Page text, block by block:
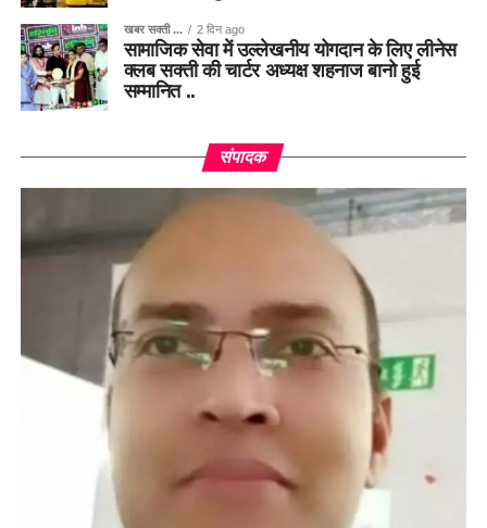
खबर सक्ती ... 2 दिन ago
सामाजिक सेवा में उल्लेखनीय योगदान के लिए लीनेस
क्लब सक्ती की चार्टर अध्यक्ष शहनाज बानो हुई
सम्मानित ..
संपादक